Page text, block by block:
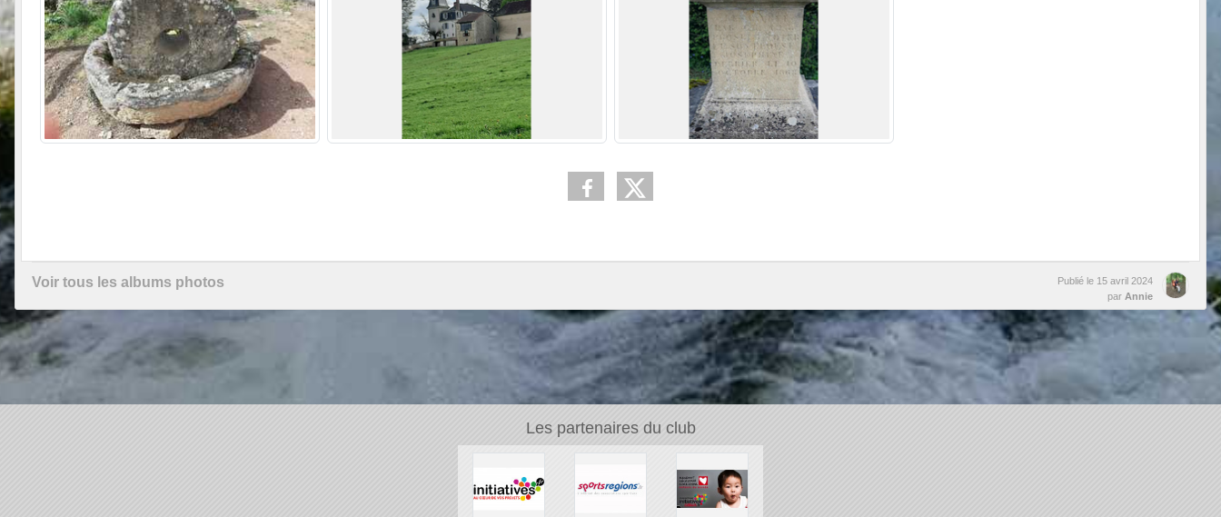
Voir tous les albums photos Publié le 15 avril 2024
par Annie
Les partenaires du club